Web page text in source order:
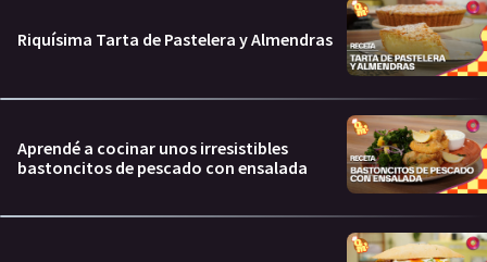
Riquísima Tarta de Pastelera y Almendras
Aprendé a cocinar unos irresistibles
bastoncitos de pescado con ensalada